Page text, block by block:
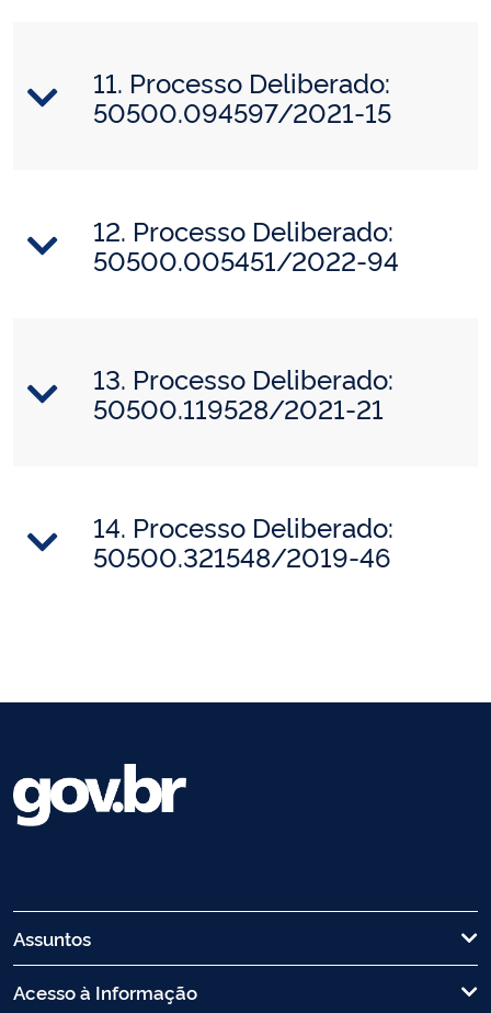
11. Processo Deliberado:
50500.094597/2021-15
12. Processo Deliberado:
50500.005451/2022-94
13. Processo Deliberado:
50500.119528/2021-21
14. Processo Deliberado:
50500.321548/2019-46
Assuntos
Acesso à Informação